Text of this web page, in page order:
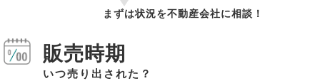
まずは状況を不動産会社に相談！
販売時期
いつ売り出された？